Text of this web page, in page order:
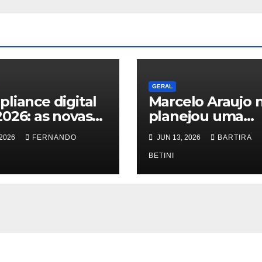
digital
as novas
do TSE
deepfakes e
jurídico de
FERNANDO
GERAL
Marcelo Araujo
planejou uma
grande carreira.
simplesmente
nunca aceitou
o que existia
JUN 13, 2026 BARTIRA
BETINI